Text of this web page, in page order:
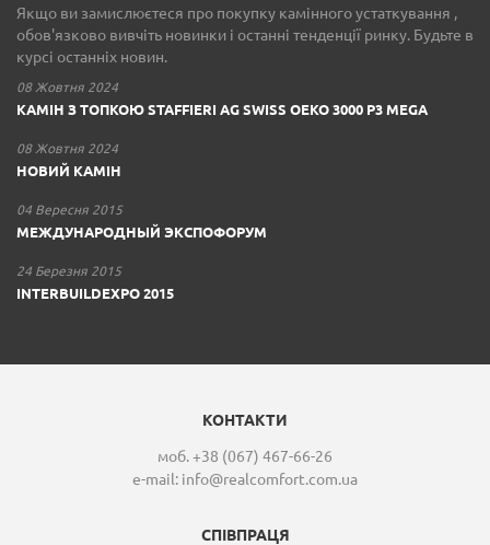
Якщо ви замислюєтеся про покупку камінного устаткування ,
обов'язково вивчіть новинки і останні тенденції ринку. Будьте в
курсі останніх новин.
08 Жовтня 2024
КАМІН З ТОПКОЮ STAFFIERI AG SWISS OEKO 3000 P3 MEGA
08 Жовтня 2024
НОВИЙ КАМІН
04 Вересня 2015
МЕЖДУНАРОДНЫЙ ЭКСПОФОРУМ
24 Березня 2015
INTERBUILDEXPO 2015
КОНТАКТИ
моб. +38 (067) 467-66-26
e-mail: info@realcomfort.com.ua
СПІВПРАЦЯ